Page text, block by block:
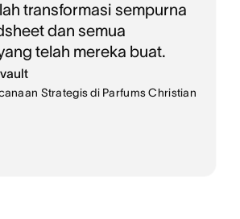
transformasi sempurna
dan semua
telah mereka buat.
Strategis di Parfums Christian